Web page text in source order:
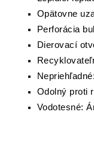
Opätovne
Perforácia
Dierovací
Odolný proti
Vodotesné: